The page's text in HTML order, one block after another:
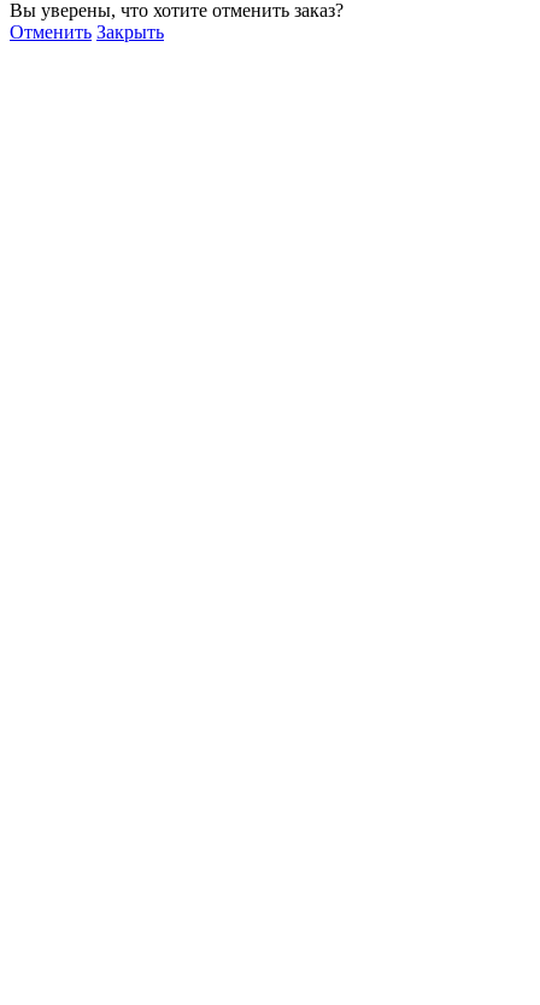
Вы уверены, что хотите отменить заказ?
Отменить Закрыть